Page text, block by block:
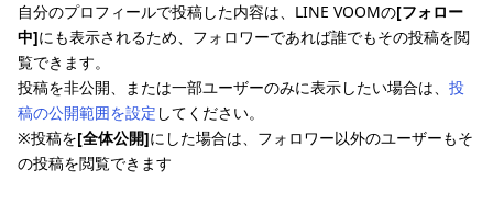
自分のプロフィールで投稿した内容は、LINE VOOMの[フォロー
中]にも表示されるため、フォロワーであれば誰でもその投稿を閲
覧できます。
投稿を非公開、または一部ユーザーのみに表示したい場合は、 投
稿の公開範囲を設定 してください。
※投稿を[全体公開]にした場合は、フォロワー以外のユーザーもそ
の投稿を閲覧できます